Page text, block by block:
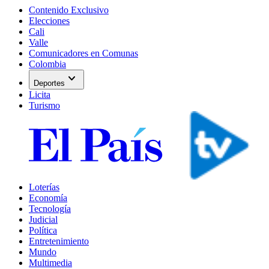
Contenido Exclusivo
Elecciones
Cali
Valle
Comunicadores en Comunas
Colombia
Deportes expand_more
Licita
Turismo
Loterías
Economía
Tecnología
Judicial
Política
Entretenimiento
Mundo
Multimedia